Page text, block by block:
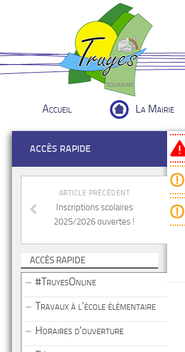
Accueil La Mairie
ACCÈS RAPIDE
ARTICLE PRÉCÉDENT
Inscriptions scolaires
2025/2026 ouvertes !
ACCÈS RAPIDE
#TruyesOnline
Travaux à l’école élémentaire
Horaires d’ouverture